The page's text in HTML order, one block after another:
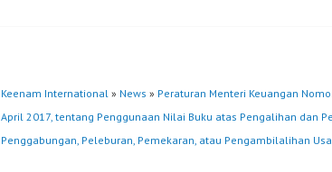
Keenam International » News » Peraturan Menteri Keuangan
April 2017, tentang Penggunaan Nilai Buku atas Pengalihan dan
Penggabungan, Peleburan, Pemekaran, atau Pengambilalihan